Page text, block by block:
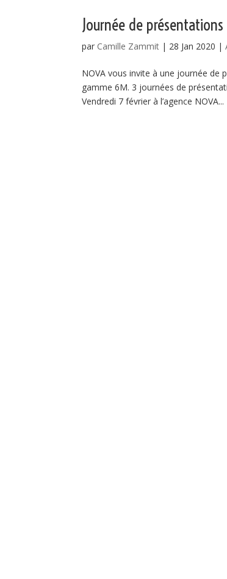
Journée de présentations
par Camille Zammit | 28 Jan 2020 |
NOVA vous invite à une journée de
gamme 6M. 3 journées de
Vendredi 7 février à l’agence NOVA...